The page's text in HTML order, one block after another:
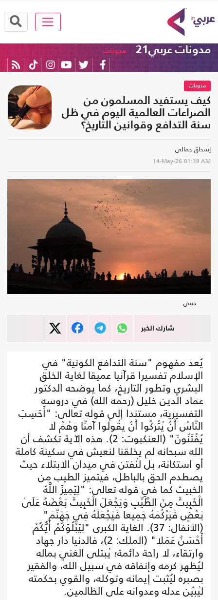
مدونات عربي21 مدونات
مدونات
كيف يستفيد المسلمون من
الصراعات العالمية اليوم في ظل
سنة التدافع وقوانين التاريخ؟
إسحاق جمالي
14-May-26 01:39 AM
جيتي
شارك الخبر
يُعد مفهوم "سنة التدافع الكونية" في
الإسلام تفسيرا قرآنيا عميقا لغاية الخلق
البشري وتطور التاريخ، كما يوضحه الدكتور
عماد الدين خليل (رحمه الله) في دروسه
التفسيرية، مستندا إلى قوله تعالى: "أَحَسِبَ
النَّاسُ أَنْ يُتْرَكُوا أَنْ يَقُولُوا آمَنَّا وَهُمْ لَا
يُفْتَنُونَ" (العنكبوت: 2). هذه الآية تكشف أن
الله سبحانه لم يخلقنا لنعيش في سكينة كاملة
أو استكانة، بل لنُفتن في ميدان الابتلاء حيث
يصطدم الحق بالباطل، فيتميز الطيب من
الخبيث كما في قوله تعالى: "لِيَمِيزَ اللَّهُ
الْخَبِيثَ مِنَ الطَّيِّبِ وَيَجْعَلَ الْخَبِيثَ بَعْضَهُ عَلَىٰ
بَعْضٍ فَيَرْكُمَهُ جَمِيعا فَيَجْعَلَهُ فِي جَهَنَّمَ"
(الأنفال: 37). الغاية الكبرى "لِيَبْلُوَكُمْ أَيُّكُمْ
أَحْسَنُ عَمَلا" (الملك: 2)، فالدنيا دار جهاد
وارتقاء، لا راحة دائمة؛ يُبتلى الغني بماله
ليُظهر كرمه وإنفاقه في سبيل الله، والفقير
بصبره ليُثبت إيمانه وتوكله، والقوي بحكمته
ليُبيّن عدله وعدوانه على الظالمين.